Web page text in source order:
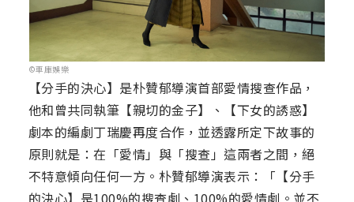
©車庫娛樂
【分手的決心】是朴贊郁導演首部愛情搜查作品，
他和曾共同執筆【親切的金子】、【下女的誘惑】
劇本的編劇丁瑞慶再度合作，並透露所定下故事的
原則就是：在「愛情」與「搜查」這兩者之間，絕
不特意傾向任何一方。朴贊郁導演表示：「【分手
的決心】是100%的搜查劇、100%的愛情劇。並不